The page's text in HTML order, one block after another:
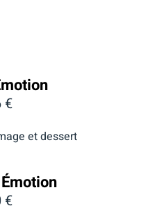
€
et dessert
€